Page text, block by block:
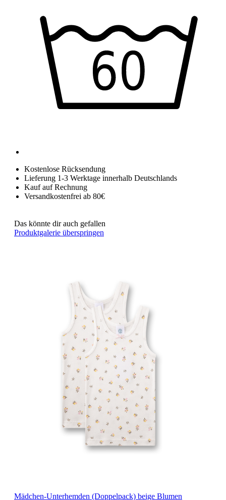
Kostenlose Rücksendung
Lieferung 1-3 Werktage innerhalb Deutschlands
Kauf auf Rechnung
Versandkostenfrei ab 80€
Das könnte dir auch gefallen
Produktgalerie überspringen
Mädchen-Unterhemden (Doppelpack) beige Blumen